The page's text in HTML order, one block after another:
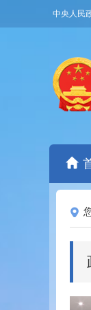
中央人民